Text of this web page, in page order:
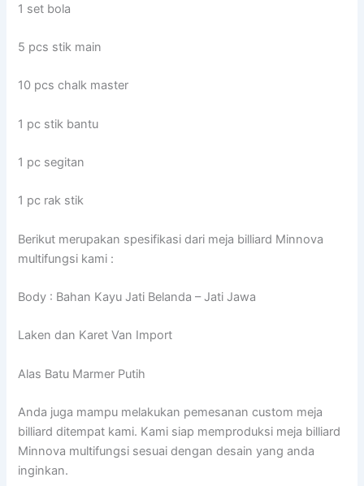
1 set bola
5 pcs stik main
10 pcs chalk master
1 pc stik bantu
1 pc segitan
1 pc rak stik
Berikut merupakan spesifikasi dari meja billiard Minnova
multifungsi kami :
Body : Bahan Kayu Jati Belanda – Jati Jawa
Laken dan Karet Van Import
Alas Batu Marmer Putih
Anda juga mampu melakukan pemesanan custom meja
billiard ditempat kami. Kami siap memproduksi meja billiard
Minnova multifungsi sesuai dengan desain yang anda
inginkan.